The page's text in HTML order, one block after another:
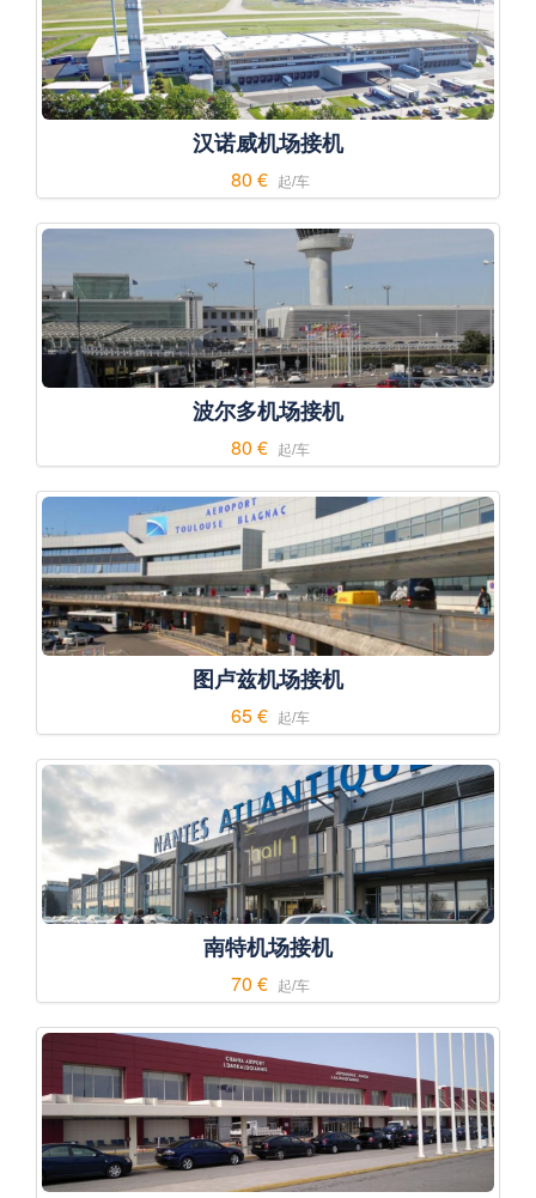
汉诺威机场接机
80 € 起/车
波尔多机场接机
80 € 起/车
图卢兹机场接机
65 € 起/车
南特机场接机
70 € 起/车